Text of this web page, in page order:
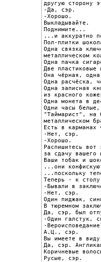
другую сторону
-Да, сэр.
-Хорошо.
Выкладывайте.
Поднимите...
...и аккуратно
Пол-плитки
Одна связка
металлическом
Одна пачка
Две пластиковые
Она чёрная,
Одна расчёска,
Одна записная
из красного
Одна монета в
Одни часы
"Таймарист", на
металлическом
Есть в карманах
-Нет, сэр.
-Хорошо.
Распишитесь вот
за сдачу вашего
Ваши тобак и
...они
...поскольку
Теперь - к
-Бывали в
-Нет, сэр.
Один пиджак,
В тюремном
Да, сэр, был
-Один галстук,
-
А.Ц., сэр.
Вы имеете в виду
Да, сэр.
Коричневые
Русые, сэр.